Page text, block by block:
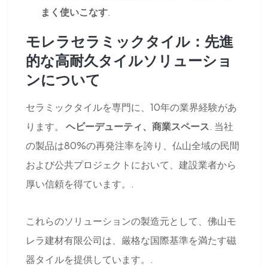
まく使いこなす.
モレラセラミックタイル：先進
的な高耐久タイルソリューショ
ンについて
セラミックタイルを専門に、10年の業界経験があ
ります。 ヘビーデューティ、商業スペース. 当社
の製品は80%の再発注率を誇り、仏山全域の民間
および公共プロジェクトにおいて、建設業者から
厚い信頼を得ています。.
これらのソリューションの製造元として、佛山モ
レラ建材有限公司は、厳格な国際基準を満たす磁
器タイルを提供しています。.